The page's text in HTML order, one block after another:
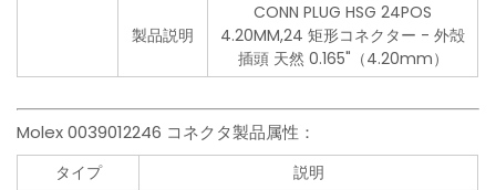
製品説明
CONN PLUG HSG 24POS
4.20MM,24 矩形コネクター - 外殻
插頭 天然 0.165"（4.20mm）
Molex 0039012246 コネクタ製品属性：
タイプ 説明